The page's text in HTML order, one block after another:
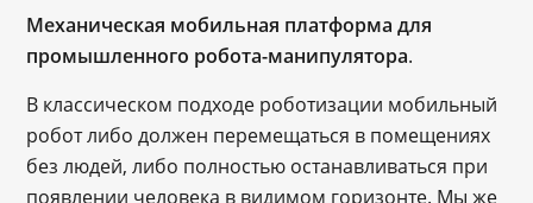
Механическая мобильная платформа для
промышленного робота-манипулятора.
В классическом подходе роботизации мобильный
робот либо должен перемещаться в помещениях
без людей, либо полностью останавливаться при
появлении человека в видимом горизонте. Мы же